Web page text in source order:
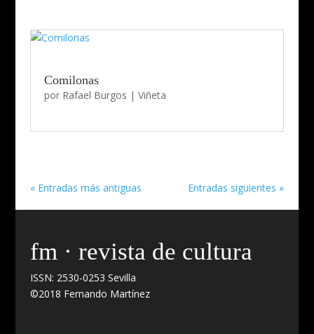
Comilonas
por Rafael Burgos | Viñeta
« Entradas más antiguas Entradas siguientes »
fm · revista de cultura
ISSN: 2530-0253 Sevilla
©2018 Fernando Martínez